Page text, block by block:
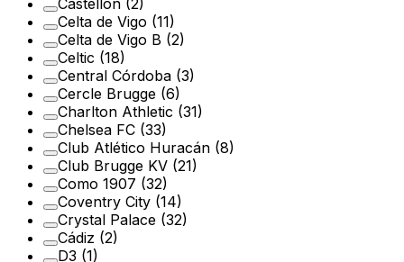
Castellón (2)
Celta de Vigo (11)
Celta de Vigo B (2)
Celtic (18)
Central Córdoba (3)
Cercle Brugge (6)
Charlton Athletic (31)
Chelsea FC (33)
Club Atlético Huracán (8)
Club Brugge KV (21)
Como 1907 (32)
Coventry City (14)
Crystal Palace (32)
Cádiz (2)
D3 (1)